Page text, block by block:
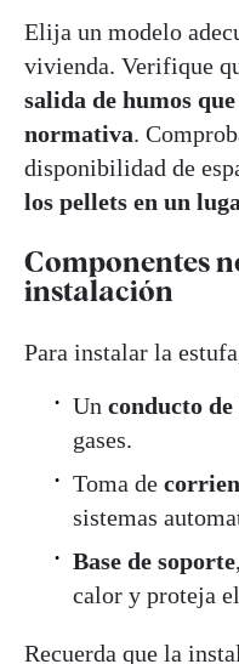
Elija un modelo
vivienda. Verifique
salida de humos
normativa.
disponibilidad de
los pellets en un
Componentes
instalación
Para instalar la
Un conducto de
gases.
Toma de
sistemas
Base de soporte
calor y proteja
Recuerda que la